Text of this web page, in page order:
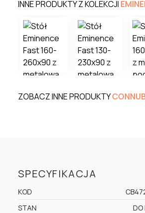
INNE PRODUKTY Z KOLEKCJI
ZOBACZ INNE PRODUKTY
SPECYFIKACJA
KOD
STAN